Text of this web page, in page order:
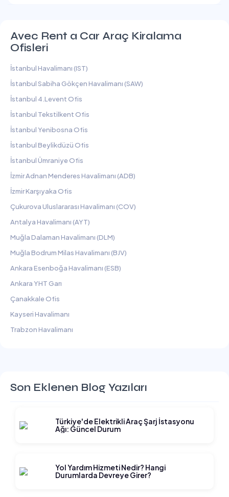
Avec Rent a Car Araç Kiralama
Ofisleri
İstanbul Havalimanı (IST)
İstanbul Sabiha Gökçen Havalimanı (SAW)
İstanbul 4.Levent Ofis
İstanbul Tekstilkent Ofis
İstanbul Yenibosna Ofis
İstanbul Beylikdüzü Ofis
İstanbul Ümraniye Ofis
İzmir Adnan Menderes Havalimanı (ADB)
İzmir Karşıyaka Ofis
Çukurova Uluslararası Havalimanı (COV)
Antalya Havalimanı (AYT)
Muğla Dalaman Havalimanı (DLM)
Muğla Bodrum Milas Havalimanı (BJV)
Ankara Esenboğa Havalimanı (ESB)
Ankara YHT Garı
Çanakkale Ofis
Kayseri Havalimanı
Trabzon Havalimanı
Son Eklenen Blog Yazıları
Türkiye'de Elektrikli Araç Şarj İstasyonu
Ağı: Güncel Durum
Yol Yardım Hizmeti Nedir? Hangi
Durumlarda Devreye Girer?